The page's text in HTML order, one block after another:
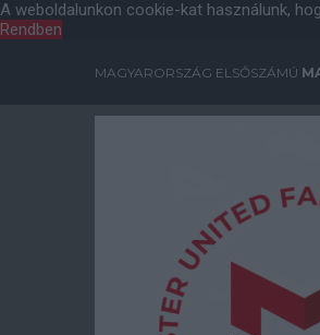
A weboldalunkon cookie-kat használunk,
Rendben
MAGYARORSZÁG ELSŐSZÁMÚ